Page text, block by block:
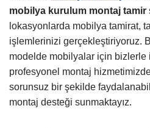
mobilya kurulum montaj tamir
lokasyonlarda mobilya tamirat,
işlemlerinizi gerçekleştiriyoruz.
modelde mobilyalar için bizlerle
profesyonel montaj
sorunsuz bir şekilde
montaj desteği sunmaktayız.